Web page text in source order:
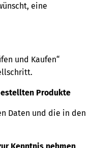
eine
und Kaufen“
Produkte
Daten und die in den